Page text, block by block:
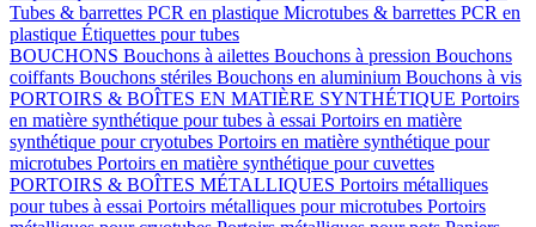
Tubes & barrettes PCR en plastique Microtubes & barrettes PCR en
plastique Étiquettes pour tubes
BOUCHONS Bouchons à ailettes Bouchons à pression Bouchons
coiffants Bouchons stériles Bouchons en aluminium Bouchons à vis
PORTOIRS & BOÎTES EN MATIÈRE SYNTHÉTIQUE Portoirs
en matière synthétique pour tubes à essai Portoirs en matière
synthétique pour cryotubes Portoirs en matière synthétique pour
microtubes Portoirs en matière synthétique pour cuvettes
PORTOIRS & BOÎTES MÉTALLIQUES Portoirs métalliques
pour tubes à essai Portoirs métalliques pour microtubes Portoirs